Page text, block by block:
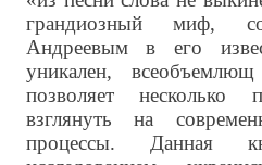
грандиозный миф,
Андреевым в его
уникален,
позволяет
взглянуть на
процессы. Данная